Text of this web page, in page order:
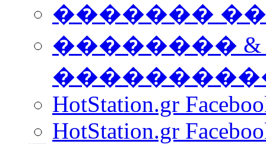
������� ���
��������
HotStation.gr
HotStation.gr